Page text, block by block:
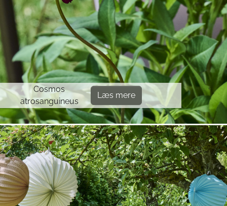
Cosmos
atrosanguineus
Læs mere